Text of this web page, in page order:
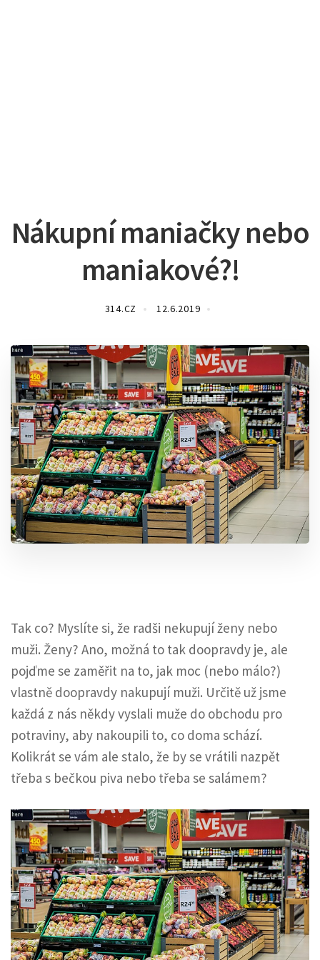
Nákupní maniačky nebo
maniakové?!
314.CZ 12.6.2019
Tak co? Myslíte si, že radši nekupují ženy nebo
muži. Ženy? Ano, možná to tak doopravdy je, ale
pojďme se zaměřit na to, jak moc (nebo málo?)
vlastně doopravdy nakupují muži. Určitě už jsme
každá z nás někdy vyslali muže do obchodu pro
potraviny, aby nakoupili to, co doma schází.
Kolikrát se vám ale stalo, že by se vrátili nazpět
třeba s bečkou piva nebo třeba se salámem?